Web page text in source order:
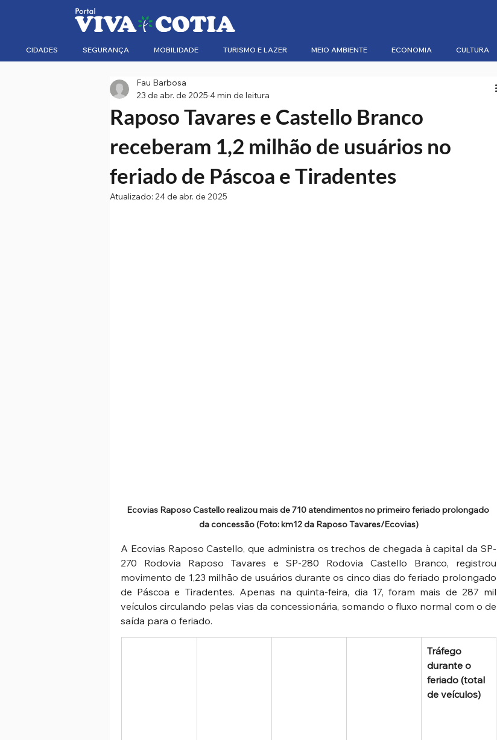
CIDADES SEGURANÇA MOBILIDADE TURISMO E LAZER MEIO AMBIENTE ECONOMIA CULTURA
Raposo Tavares e Castello Branco
receberam 1,2 milhão de usuários no
feriado de Páscoa e Tiradentes
Fau Barbosa
23 de abr. de 2025 4 min de leitura
Atualizado: 24 de abr. de 2025
Ecovias Raposo Castello realizou mais de 710 atendimentos no primeiro feriado prolongado
da concessão (Foto: km12 da Raposo Tavares/Ecovias)
A Ecovias Raposo Castello, que administra os trechos de chegada à capital da SP-
270 Rodovia Raposo Tavares e SP-280 Rodovia Castello Branco, registrou
movimento de 1,23 milhão de usuários durante os cinco dias do feriado prolongado
de Páscoa e Tiradentes. Apenas na quinta-feira, dia 17, foram mais de 287 mil
veículos circulando pelas vias da concessionária, somando o fluxo normal com o de
saída para o feriado.
Tráfego
durante o
feriado (total
de veículos)